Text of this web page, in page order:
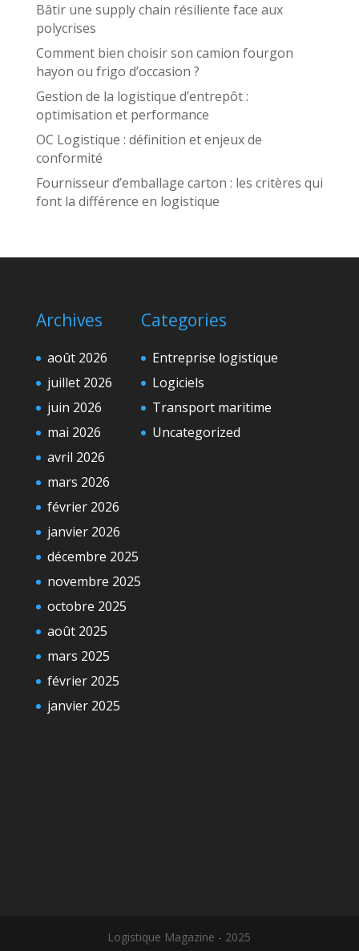
Bâtir une supply chain résiliente face aux
polycrises
Comment bien choisir son camion fourgon
hayon ou frigo d’occasion ?
Gestion de la logistique d’entrepôt :
optimisation et performance
OC Logistique : définition et enjeux de
conformité
Fournisseur d’emballage carton : les critères qui
font la différence en logistique
Archives
août 2026
juillet 2026
juin 2026
mai 2026
avril 2026
mars 2026
février 2026
janvier 2026
décembre 2025
novembre 2025
octobre 2025
août 2025
mars 2025
février 2025
janvier 2025
Categories
Entreprise logistique
Logiciels
Transport maritime
Uncategorized
Logistique Magazine - 2025